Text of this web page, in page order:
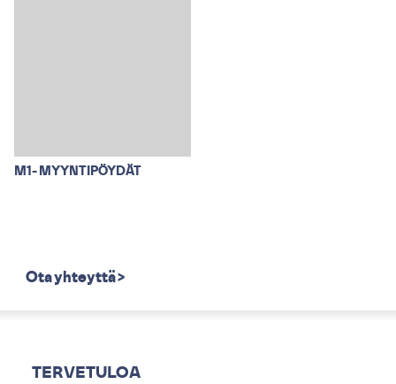
M1- MYYNTIPÖYDÄT
Ota yhteyttä >
TERVETULOA